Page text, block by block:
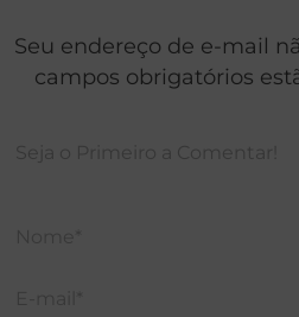
Seu endereço de e-mail
campos obrigatórios